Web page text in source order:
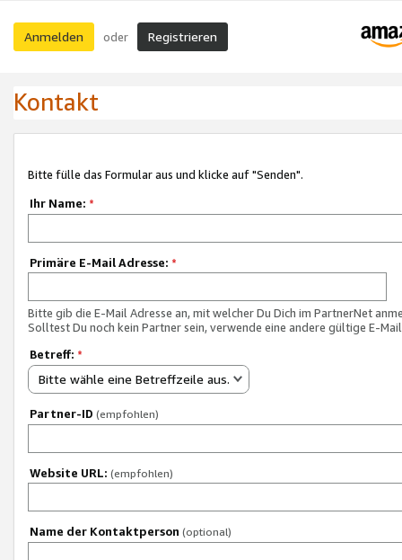
Anmelden oder Registrieren
Kontakt
Bitte fülle das Formular aus und klicke auf "Senden".
Ihr Name: *
Primäre E-Mail Adresse: *
Bitte gib die E-Mail Adresse an, mit welcher Du Dich im PartnerNet
Solltest Du noch kein Partner sein, verwende eine andere gültige E-
Betreff: *
Bitte wähle eine Betreffzeile aus.
Partner-ID (empfohlen)
Website URL: (empfohlen)
Name der Kontaktperson (optional)